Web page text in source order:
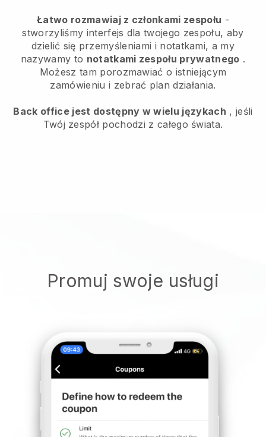
Łatwo rozmawiaj z członkami zespołu -
stworzyliśmy interfejs dla twojego zespołu, aby
dzielić się przemyśleniami i notatkami, a my
nazywamy to notatkami zespołu prywatnego .
Możesz tam porozmawiać o istniejącym
zamówieniu i zebrać plan działania.
Back office jest dostępny w wielu językach , jeśli
Twój zespół pochodzi z całego świata.
Promuj swoje usługi